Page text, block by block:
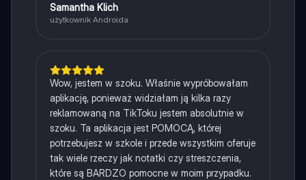
Samantha Klich
użytkownik Androida
Wow, jestem w szoku. Właśnie wypróbowałam
aplikację, ponieważ widziałam ją kilka razy
reklamowaną na TikToku jestem absolutnie w
szoku. Ta aplikacja jest POMOCĄ, której
potrzebujesz w szkole i przede wszystkim oferuje
tak wiele rzeczy jak notatki czy streszczenia,
które są BARDZO pomocne w moim przypadku.